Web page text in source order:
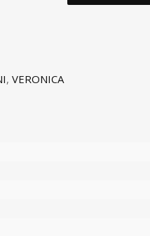
, VERONICA